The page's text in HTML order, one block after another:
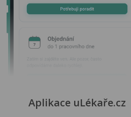
Aplikace uLékaře.cz